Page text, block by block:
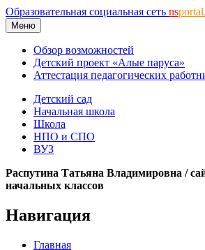
Образовательная социальная сеть ns
Меню
Обзор возможностей
Детский проект «Алые паруса»
Аттестация педагогических
Детский сад
Начальная школа
Школа
НПО и СПО
ВУЗ
Распутина Татьяна Владимировна /
начальных классов
Навигация
Главная